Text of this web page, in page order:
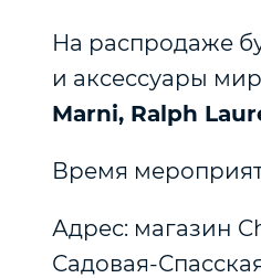
На распродаже
и аксессуары
Marni, Ralph
Время
Адрес: магазин
Садовая-